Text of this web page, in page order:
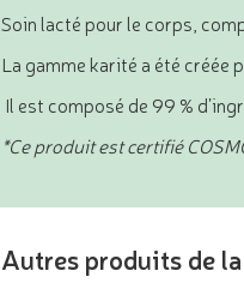
Soin lacté pour le corps,
La gamme karité a été
Il est composé de 99 %
*Ce produit est certifié
Autres produits de